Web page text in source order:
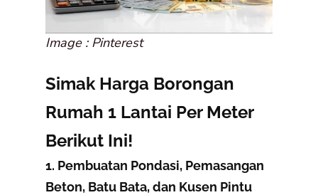
Image : Pinterest
Simak Harga Borongan
Rumah 1 Lantai Per Meter
Berikut Ini!
1. Pembuatan Pondasi, Pemasangan
Beton, Batu Bata, dan Kusen Pintu